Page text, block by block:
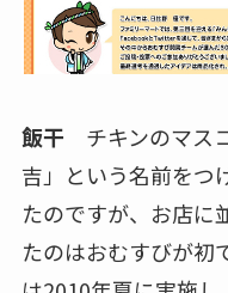
飯干 チキンのマス
吉」という名前をつ
たのですが、お店に
たのはおむすびが初